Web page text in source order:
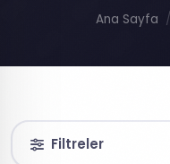
Ana Sayfa
Filtreler